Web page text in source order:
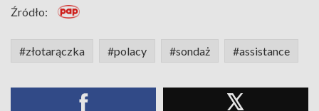
Źródło:
#złotarączka #polacy #sondaż #assistance